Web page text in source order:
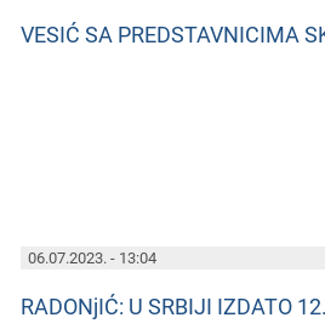
VESIĆ SA PREDSTAVNICIMA
06.07.2023. - 13:04
RADONjIĆ: U SRBIJI IZDATO